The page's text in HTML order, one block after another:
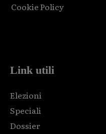
Cookie Policy
Link utili
Elezioni
Speciali
Dossier